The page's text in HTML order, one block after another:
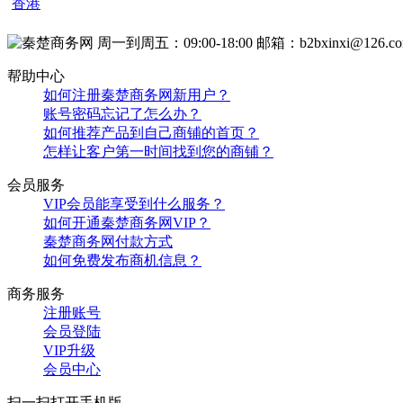
周一到周五：09:00-18:00 邮箱：
帮助中心
如何注册秦楚商务网新用户？
账号密码忘记了怎么办？
如何推荐产品到自己商铺的首页？
怎样让客户第一时间找到您的商铺？
会员服务
VIP会员能享受到什么服务？
如何开通秦楚商务网VIP？
秦楚商务网付款方式
如何免费发布商机信息？
商务服务
注册账号
会员登陆
VIP升级
会员中心